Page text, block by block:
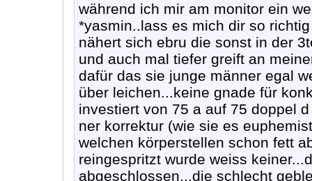
während ich mir am monitor ein
*yasmin..lass es mich dir so
nähert sich ebru die sonst in der
und auch mal tiefer greift an
dafür das sie junge männer egal
über leichen...keine gnade für
investiert von 75 a auf 75 doppel
ner korrektur (wie sie es
welchen körperstellen schon fett
reingespritzt wurde weiss
abgeschlossen...die schlecht